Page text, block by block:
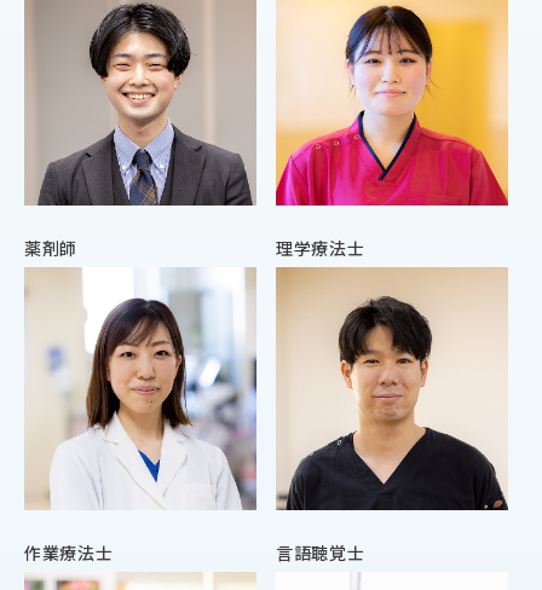
薬剤師 理学療法⼠
作業療法士 言語聴覚士